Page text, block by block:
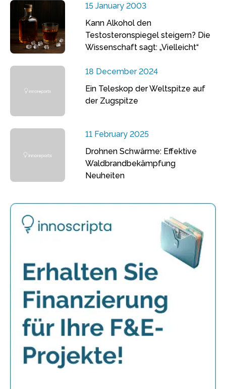
15 January 2003
Kann Alkohol den
Testosteronspiegel steigern? Die
Wissenschaft sagt: „Vielleicht“
18 December 2024
Ein Teleskop der Weltspitze auf
der Zugspitze
11 February 2025
Drohnen Schwärme: Effektive
Waldbrandbekämpfung
Neuheiten